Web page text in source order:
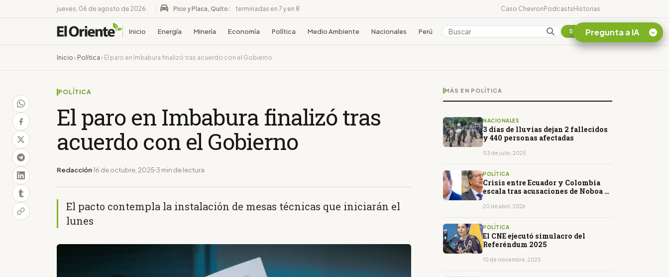
jueves, 06 de agosto de 2026 Pico y Placa, Quito: terminadas en 7 y en 8 Caso ChevronPodcastsHistorias
Inicio Energía Minería Economía Política Medio Ambiente Nacionales Perú Colombia Suscribirse
Inicio › Política › El paro en Imbabura finalizó tras acuerdo con el Gobierno
POLÍTICA
El paro en Imbabura finalizó tras
acuerdo con el Gobierno
Redacción 16 de octubre, 2025 3 min de lectura
El pacto contempla la instalación de mesas técnicas que iniciarán el
lunes
MÁS EN POLÍTICA
NACIONALES
3 días de lluvias dejan 2 fallecidos
y 440 personas afectadas
03 de julio, 2025
POLÍTICA
Crisis entre Ecuador y Colombia
escala tras acusaciones de Noboa y
20 de abril, 2026
POLÍTICA
El CNE ejecutó simulacro del
Referéndum 2025
10 de noviembre, 2025
Pregunta a IA